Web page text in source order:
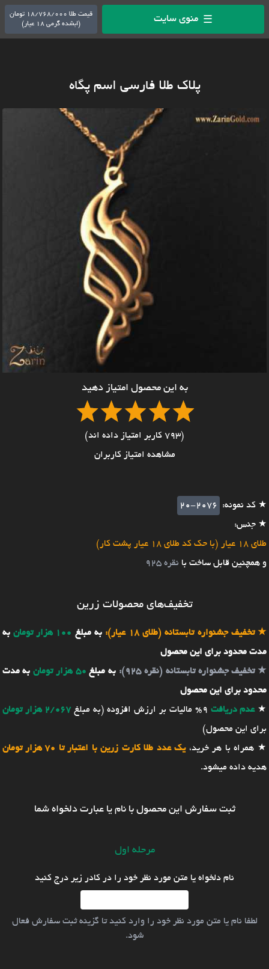
☰ منوی سایت
قیمت طلا 18/768/000 تومان
(ابشده گرمی 18 عیار)
پلاک طلا فارسی اسم پگاه
به این محصول امتیاز دهید
(793 کاربر امتیاز داده اند)
مشاهده امتیاز کاربران
★ کد نمونه:
20-2076
★ جنس:
طلای 18 عیار (با حک کد طلای 18 عیار پشت کار)
و همچنین قابل ساخت با نقره 925
تخفیف‌های محصولات زرین
★تخفیف جشنواره تابستانه (طلای 18 عیار): به مبلغ 100 هزار تومان
به
مدت محدود برای این محصول
★تخفیف جشنواره تابستانه (نقره 925): به مبلغ 50 هزار تومان
به مدت
محدود برای این محصول
★عدم دریافت 9% مالیات بر ارزش افزوده (به مبلغ
2/067 هزار تومان
برای این محصول)
★ همراه با هر خرید،یک عدد طلا کارت زرین با اعتبار تا 70 هزار تومان
هدیه داده میشود.
ثبت سفارش این محصول با نام یا عبارت دلخواه شما
مرحله اول
نام دلخواه یا متن مورد نظر خود را در کادر زیر درج کنید
لطفا نام یا متن مورد نظر خود را وارد کنید تا گزینه ثبت سفارش فعال
شود.